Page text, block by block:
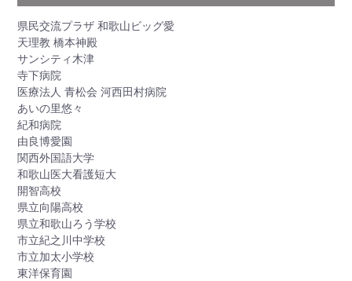
県民交流プラザ 和歌山ビッグ愛
天理教 橋本神殿
サンシティ木津
寺下病院
医療法人 青松会 河西田村病院
あいの里悠々
紀和病院
由良博愛園
関西外国語大学
和歌山医大看護短大
開智高校
県立向陽高校
県立和歌山ろう学校
市立紀之川中学校
市立加太小学校
東洋保育園